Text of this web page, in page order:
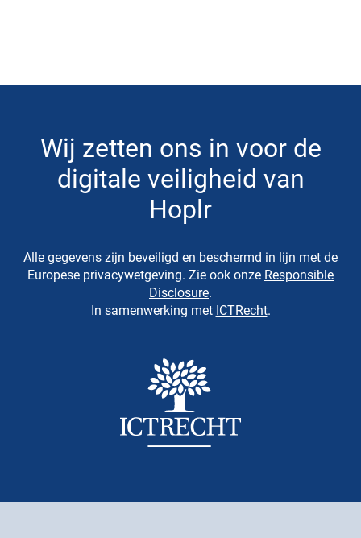
Wij zetten ons in voor de
digitale veiligheid van
Hoplr
Alle gegevens zijn beveiligd en beschermd in lijn met de
Europese privacywetgeving. Zie ook onze Responsible
Disclosure.
In samenwerking met ICTRecht.